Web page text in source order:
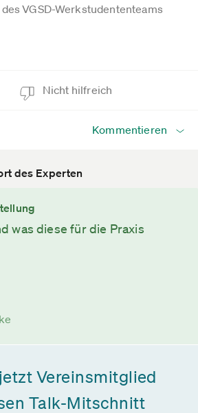
VGSD-Werkstudententeams
Nicht hilfreich
Kommentieren
des Experten
was diese für die Praxis
Vereinsmitglied
Talk-Mitschnitt